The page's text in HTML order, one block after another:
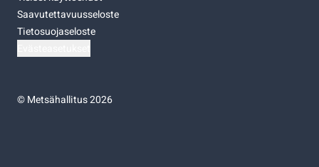
Saavutettavuusseloste
Tietosuojaseloste
©Metsähallitus 2026